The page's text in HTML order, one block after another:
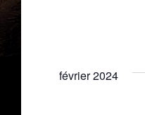
février 2024